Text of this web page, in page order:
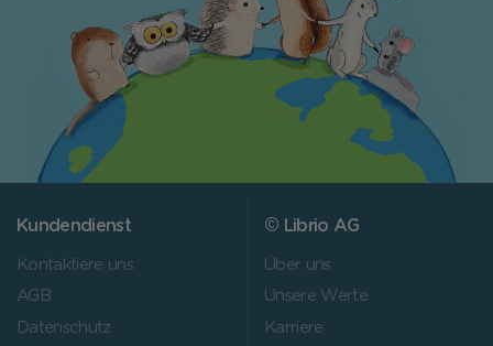
Kundendienst
Kontaktiere uns
AGB
Datenschutz
© Librio AG
Über uns
Unsere Werte
Karriere